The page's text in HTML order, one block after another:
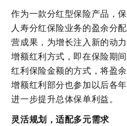
作为一款分红型保险产品，
人寿分红保险业务的盈余分
营成果，为增长注入新的动
增额红利方式，即在保险期
红利保险金额的方式，将盈
增额红利部分也参加以后各
进一步提升总体保单利益。
灵活规划，适配多元需求